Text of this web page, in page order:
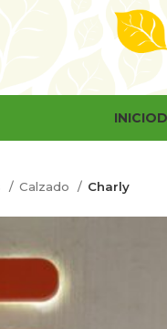
INICIO
Calzado Charly